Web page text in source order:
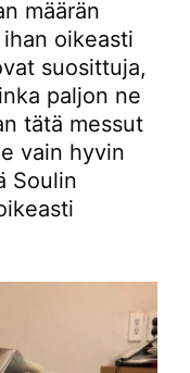
määrän
oikeasti
suosittuja,
paljon ne
tätä messut
vain hyvin
Soulin